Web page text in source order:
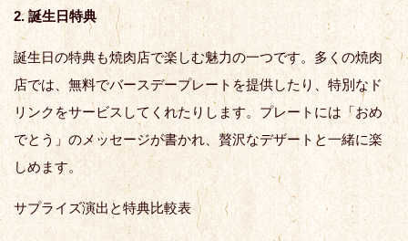
2. 誕生日特典
誕生日の特典も焼肉店で楽しむ魅力の一つです。多くの焼肉
店では、無料でバースデープレートを提供したり、特別なド
リンクをサービスしてくれたりします。プレートには「おめ
でとう」のメッセージが書かれ、贅沢なデザートと一緒に楽
しめます。
サプライズ演出と特典比較表